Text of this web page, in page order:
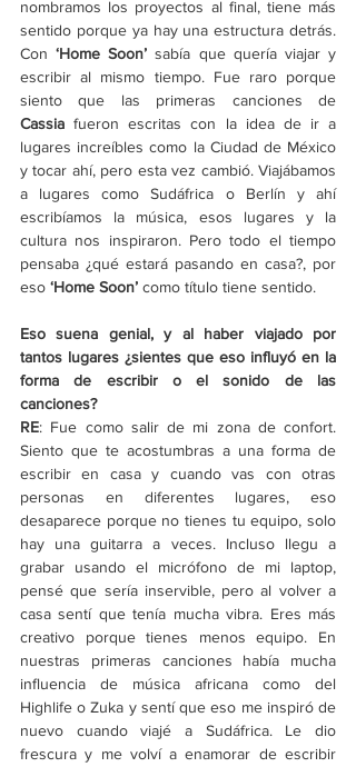
nombramos los proyectos al final, tiene más
sentido porque ya hay una estructura detrás.
Con ‘Home Soon’ sabía que quería viajar y
escribir al mismo tiempo. Fue raro porque
Cassia fueron escritas con la idea de ir a
lugares increíbles como la Ciudad de México
y tocar ahí, pero esta vez cambió. Viajábamos
a lugares como Sudáfrica o Berlín y ahí
escribíamos la música, esos lugares y la
cultura nos inspiraron. Pero todo el tiempo
pensaba ¿qué estará pasando en casa?, por
eso ‘Home Soon’ como título tiene sentido.
Eso suena genial, y al haber viajado por
tantos lugares ¿sientes que eso influyó en la
forma de escribir o el sonido de las
canciones?
RE: Fue como salir de mi zona de confort.
Siento que te acostumbras a una forma de
escribir en casa y cuando vas con otras
personas en diferentes lugares, eso
desaparece porque no tienes tu equipo, solo
hay una guitarra a veces. Incluso llegu a
grabar usando el micrófono de mi laptop,
pensé que sería inservible, pero al volver a
casa sentí que tenía mucha vibra. Eres más
creativo porque tienes menos equipo. En
nuestras primeras canciones había mucha
influencia de música africana como del
Highlife o Zuka y sentí que eso me inspiró de
nuevo cuando viajé a Sudáfrica. Le dio
frescura y me volví a enamorar de escribir